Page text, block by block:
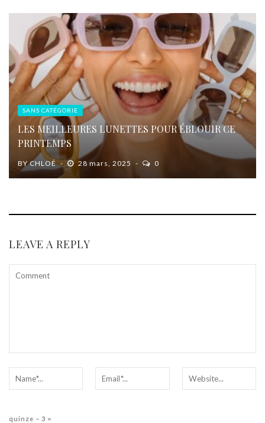
SANS CATÉGORIE
LES MEILLEURES LUNETTES POUR ÉBLOUIR CE
PRINTEMPS
BYCHLOÉ 28 mars, 2025 0
LEAVE A REPLY
quinze − 3 =